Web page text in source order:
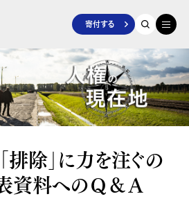
寄付する
排除」に力を注ぐの
料へのＱ＆Ａ